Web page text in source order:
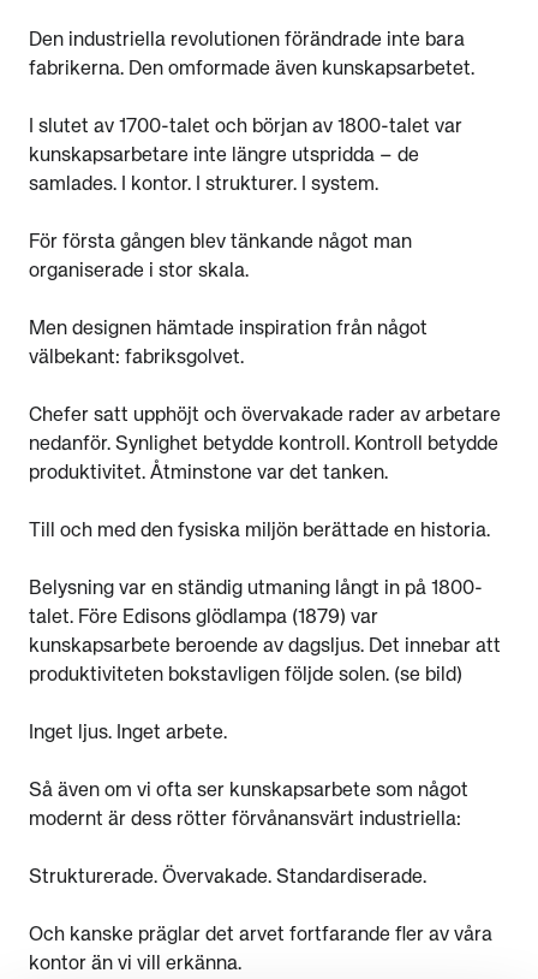
Den industriella revolutionen förändrade inte bara
fabrikerna. Den omformade även kunskapsarbetet.
I slutet av 1700-talet och början av 1800-talet var
kunskapsarbetare inte längre utspridda – de
samlades. I kontor. I strukturer. I system.
För första gången blev tänkande något man
organiserade i stor skala.
Men designen hämtade inspiration från något
välbekant: fabriksgolvet.
Chefer satt upphöjt och övervakade rader av arbetare
nedanför. Synlighet betydde kontroll. Kontroll betydde
produktivitet. Åtminstone var det tanken.
Till och med den fysiska miljön berättade en historia.
Belysning var en ständig utmaning långt in på 1800-
talet. Före Edisons glödlampa (1879) var
kunskapsarbete beroende av dagsljus. Det innebar att
produktiviteten bokstavligen följde solen. (se bild)
Inget ljus. Inget arbete.
Så även om vi ofta ser kunskapsarbete som något
modernt är dess rötter förvånansvärt industriella:
Strukturerade. Övervakade. Standardiserade.
Och kanske präglar det arvet fortfarande fler av våra
kontor än vi vill erkänna.